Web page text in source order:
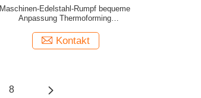
Maschinen-Edelstahl-Rumpf bequeme
Anpassung Thermoforming
Kontakt
8